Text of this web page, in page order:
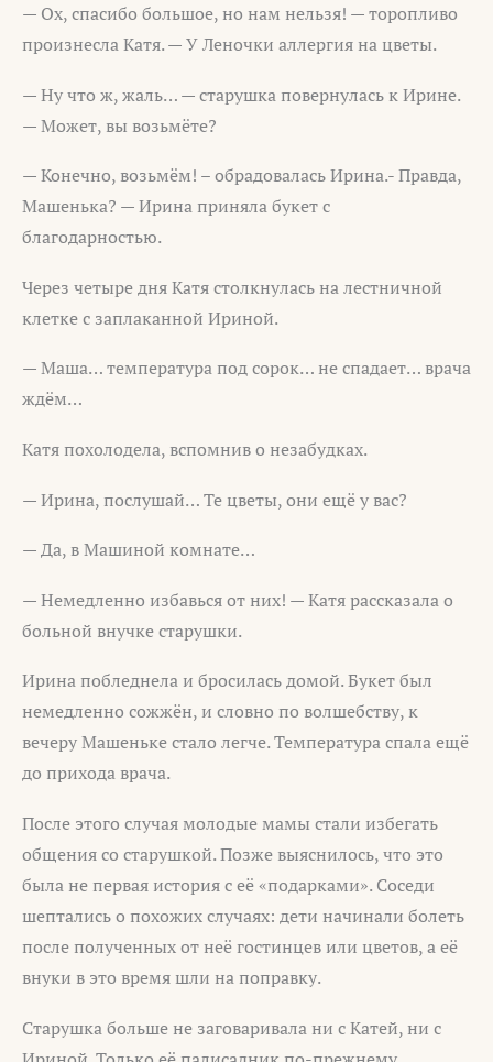
— Ох, спасибо большое, но нам нельзя! — торопливо
произнесла Катя. — У Леночки аллергия на цветы.
— Ну что ж, жаль… — старушка повернулась к Ирине.
— Может, вы возьмёте?
— Конечно, возьмём! – обрадовалась Ирина.- Правда,
Машенька? — Ирина приняла букет с
благодарностью.
Через четыре дня Катя столкнулась на лестничной
клетке с заплаканной Ириной.
— Маша… температура под сорок… не спадает… врача
ждём…
Катя похолодела, вспомнив о незабудках.
— Ирина, послушай… Те цветы, они ещё у вас?
— Да, в Машиной комнате…
— Немедленно избавься от них! — Катя рассказала о
больной внучке старушки.
Ирина побледнела и бросилась домой. Букет был
немедленно сожжён, и словно по волшебству, к
вечеру Машеньке стало легче. Температура спала ещё
до прихода врача.
После этого случая молодые мамы стали избегать
общения со старушкой. Позже выяснилось, что это
была не первая история с её «подарками». Соседи
шептались о похожих случаях: дети начинали болеть
после полученных от неё гостинцев или цветов, а её
внуки в это время шли на поправку.
Старушка больше не заговаривала ни с Катей, ни с